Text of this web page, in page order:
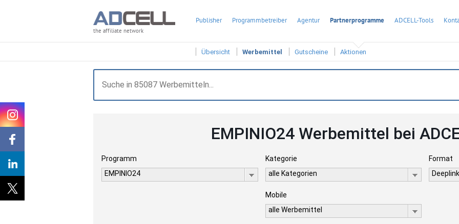
the affiliate network
Publisher Programmbetreiber Agentur Partnerprogramme ADCELL-Tools
Übersicht Werbemittel Gutscheine Aktionen
EMPINIO24 Werbemittel bei
Programm
EMPINIO24
Kategorie
alle Kategorien
Format
Mobile
alle Werbemittel